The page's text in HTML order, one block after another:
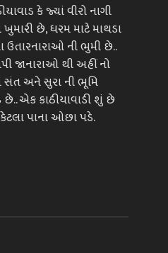
કે જ્યાં વીરો નાગી
છે, ધરમ માટે માથડા
ઉતારનારાઓ ની ભુમી છે..
જાનારાઓ થી અહીં નો
સંત અને સુરા ની ભૂમિ
છે.. એક કાઠીયાવાડી શું છે
પાના ઓછા પડે.